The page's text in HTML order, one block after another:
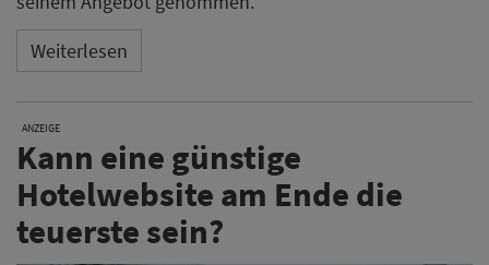
Weiterlesen
ANZEIGE
Kann eine günstige
Hotelwebsite am Ende die
teuerste sein?